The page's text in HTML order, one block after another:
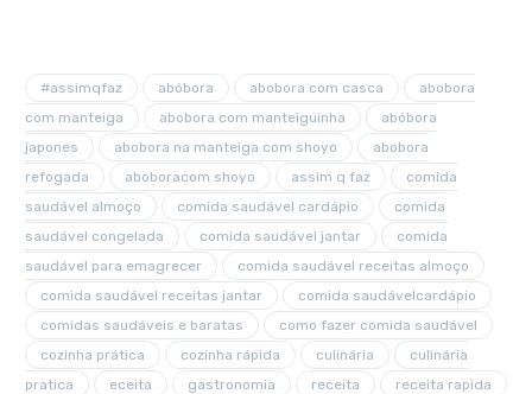
#assimqfaz abóbora abobora com casca
abobora
com manteiga
abobora com manteiguinha
abóbora
japones
abobora na manteiga com shoyo
abobora
refogada
aboboracom shoyo assim q faz
comida
saudável almoço
comida saudável cardápio
comida
saudável congelada
comida saudável jantar
comida
saudável para emagrecer
comida saudável receitas almoço
comida saudável receitas jantar
comida saudávelcardápio
comidas saudáveis e baratas
como fazer comida saudável
cozinha prática
cozinha rápida culinária
culinária
pratica
eceita gastronomia receita
receita rapida